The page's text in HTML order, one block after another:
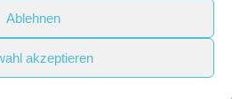
Ablehnen
akzeptieren